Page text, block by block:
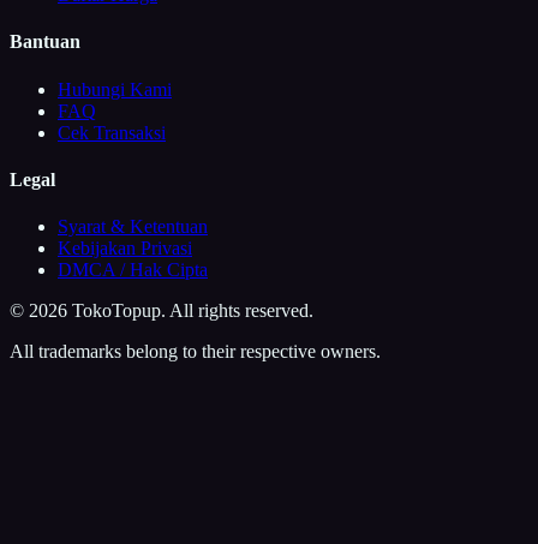
Bantuan
Hubungi Kami
FAQ
Cek Transaksi
Legal
Syarat & Ketentuan
Kebijakan Privasi
DMCA / Hak Cipta
© 2026 TokoTopup. All rights reserved.
All trademarks belong to their respective owners.